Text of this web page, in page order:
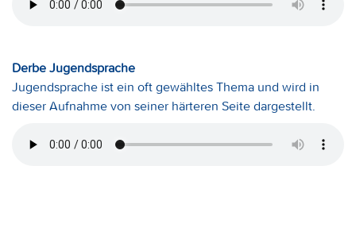
Derbe Jugendsprache
Jugendsprache ist ein oft gewähltes Thema und wird in
dieser Aufnahme von seiner härteren Seite dargestellt.